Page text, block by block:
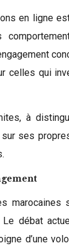
en ligne
celles qui
à
ses
marocaines
Le débat
d’une